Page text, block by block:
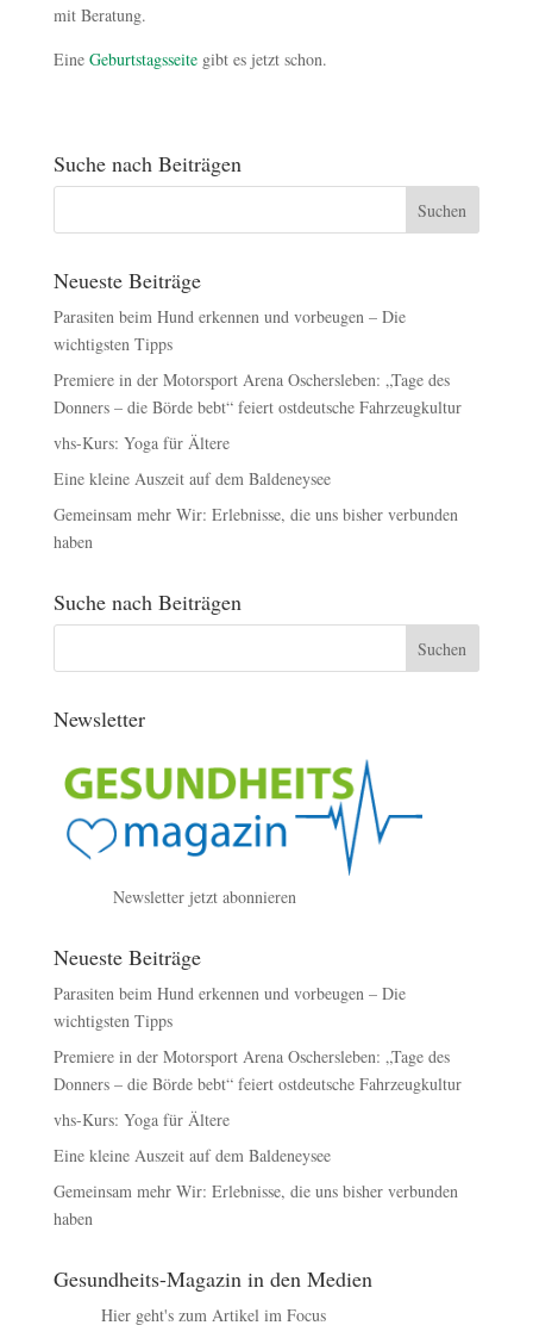
mit Beratung.
Eine Geburtstagsseitegibt es jetzt schon.
Suche nach Beiträgen
Neueste Beiträge
Parasiten beim Hund erkennen und vorbeugen – Die
wichtigsten Tipps
Premiere in der Motorsport Arena Oschersleben: „Tage des
Donners – die Börde bebt“ feiert ostdeutsche Fahrzeugkultur
vhs-Kurs: Yoga für Ältere
Eine kleine Auszeit auf dem Baldeneysee
Gemeinsam mehr Wir: Erlebnisse, die uns bisher verbunden
haben
Suche nach Beiträgen
Newsletter
Newsletter jetzt abonnieren
Neueste Beiträge
Parasiten beim Hund erkennen und vorbeugen – Die
wichtigsten Tipps
Premiere in der Motorsport Arena Oschersleben: „Tage des
Donners – die Börde bebt“ feiert ostdeutsche Fahrzeugkultur
vhs-Kurs: Yoga für Ältere
Eine kleine Auszeit auf dem Baldeneysee
Gemeinsam mehr Wir: Erlebnisse, die uns bisher verbunden
haben
Gesundheits-Magazin in den Medien
Hier geht's zum Artikel im Focus